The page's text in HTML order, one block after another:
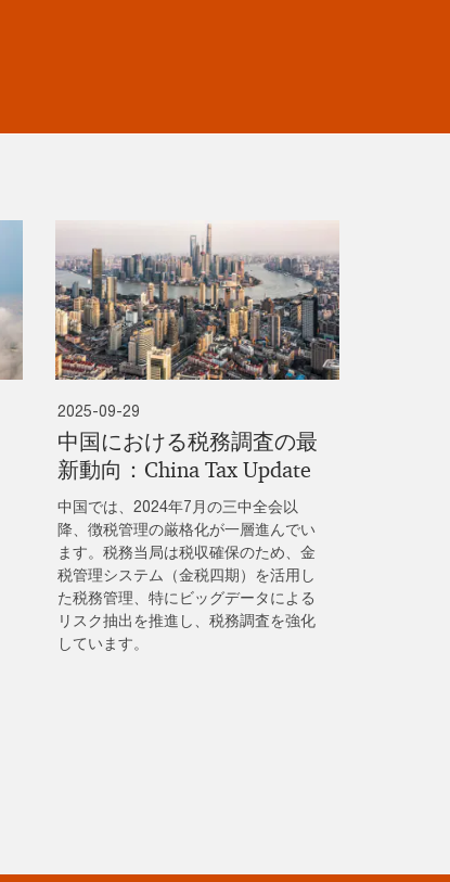
2025-09-29
中国における税務調査の最
新動向：China Tax Update
中国では、2024年7月の三中全会以
降、徴税管理の厳格化が一層進んでい
ます。税務当局は税収確保のため、金
税管理システム（金税四期）を活用し
た税務管理、特にビッグデータによる
リスク抽出を推進し、税務調査を強化
しています。